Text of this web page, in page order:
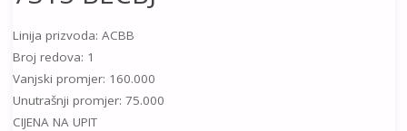
Linija prizvoda: ACBB
Broj redova: 1
Vanjski promjer: 160.000
Unutrašnji promjer: 75.000
CIJENA NA UPIT